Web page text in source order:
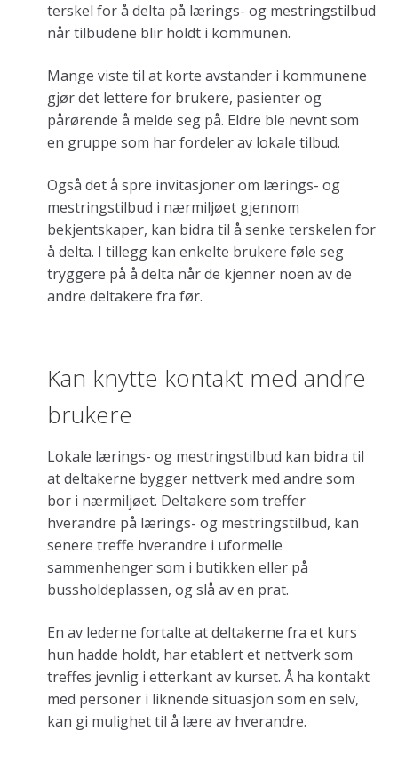
terskel for å delta på lærings- og mestringstilbud
når tilbudene blir holdt i kommunen.
Mange viste til at korte avstander i kommunene
gjør det lettere for brukere, pasienter og
pårørende å melde seg på. Eldre ble nevnt som
en gruppe som har fordeler av lokale tilbud.
Også det å spre invitasjoner om lærings- og
mestringstilbud i nærmiljøet gjennom
bekjentskaper, kan bidra til å senke terskelen for
å delta. I tillegg kan enkelte brukere føle seg
tryggere på å delta når de kjenner noen av de
andre deltakere fra før.
Kan knytte kontakt med andre
brukere
Lokale lærings- og mestringstilbud kan bidra til
at deltakerne bygger nettverk med andre som
bor i nærmiljøet. Deltakere som treffer
hverandre på lærings- og mestringstilbud, kan
senere treffe hverandre i uformelle
sammenhenger som i butikken eller på
bussholdeplassen, og slå av en prat.
En av lederne fortalte at deltakerne fra et kurs
hun hadde holdt, har etablert et nettverk som
treffes jevnlig i etterkant av kurset. Å ha kontakt
med personer i liknende situasjon som en selv,
kan gi mulighet til å lære av hverandre.